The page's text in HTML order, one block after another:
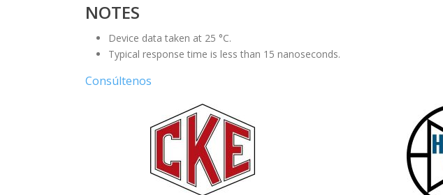
NOTES
Device data taken at 25 °C.
Typical response time is less than 15 nanoseconds.
Consúltenos